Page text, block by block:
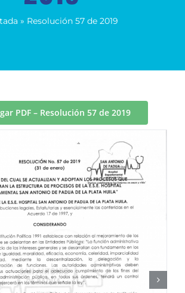
» Resolución 57 de 2019
PDF – Resolución 57 de 2019